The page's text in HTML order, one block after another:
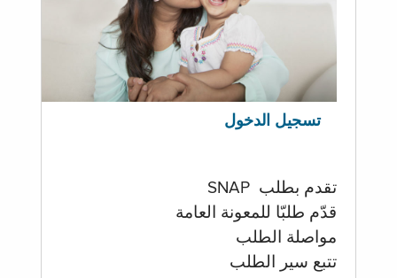
تسجيل الدخول
تقدم بطلب SNAP
قدّم طلبّا للمعونة العامة
مواصلة الطلب
تتبع سير الطلب